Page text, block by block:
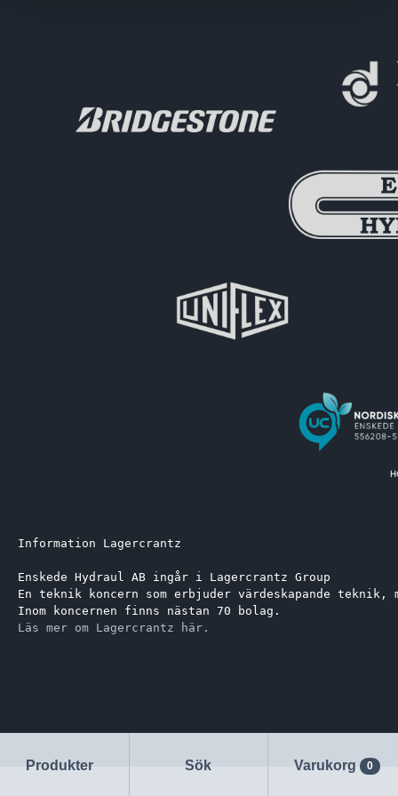
Produkter Sök Varukorg 0
Information Lagercrantz
Enskede Hydraul AB ingår i Lagercrantz Group
En teknik koncern som erbjuder värdeskapande
Inom koncernen finns nästan 70 bolag.
Läs mer om Lagercrantz här.